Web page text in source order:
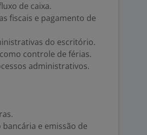
de caixa.
fiscais e pagamento de
do escritório.
controle de férias.
administrativos.
e emissão de